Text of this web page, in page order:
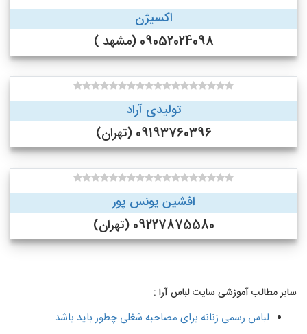
اکسیژن
09052024098 (مشهد )
تولیدی آراد
09193760396 (تهران)
افشین یونس پور
09227875580 (تهران)
سایر مطالب آموزشی سایت لباس آرا :
لباس رسمی زنانه برای مصاحبه شغلی چطور باید باشد